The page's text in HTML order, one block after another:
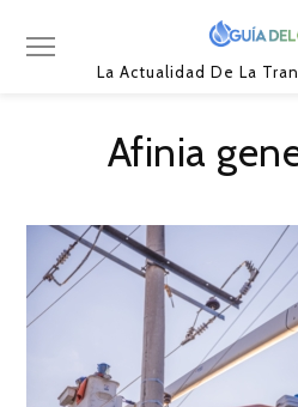
La Actualidad De La
Afinia